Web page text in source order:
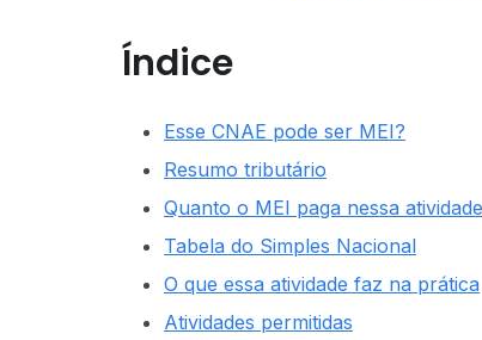
Índice
Esse CNAE pode ser MEI?
Resumo tributário
Quanto o MEI paga nessa atividade
Tabela do Simples Nacional
O que essa atividade faz na prática
Atividades permitidas